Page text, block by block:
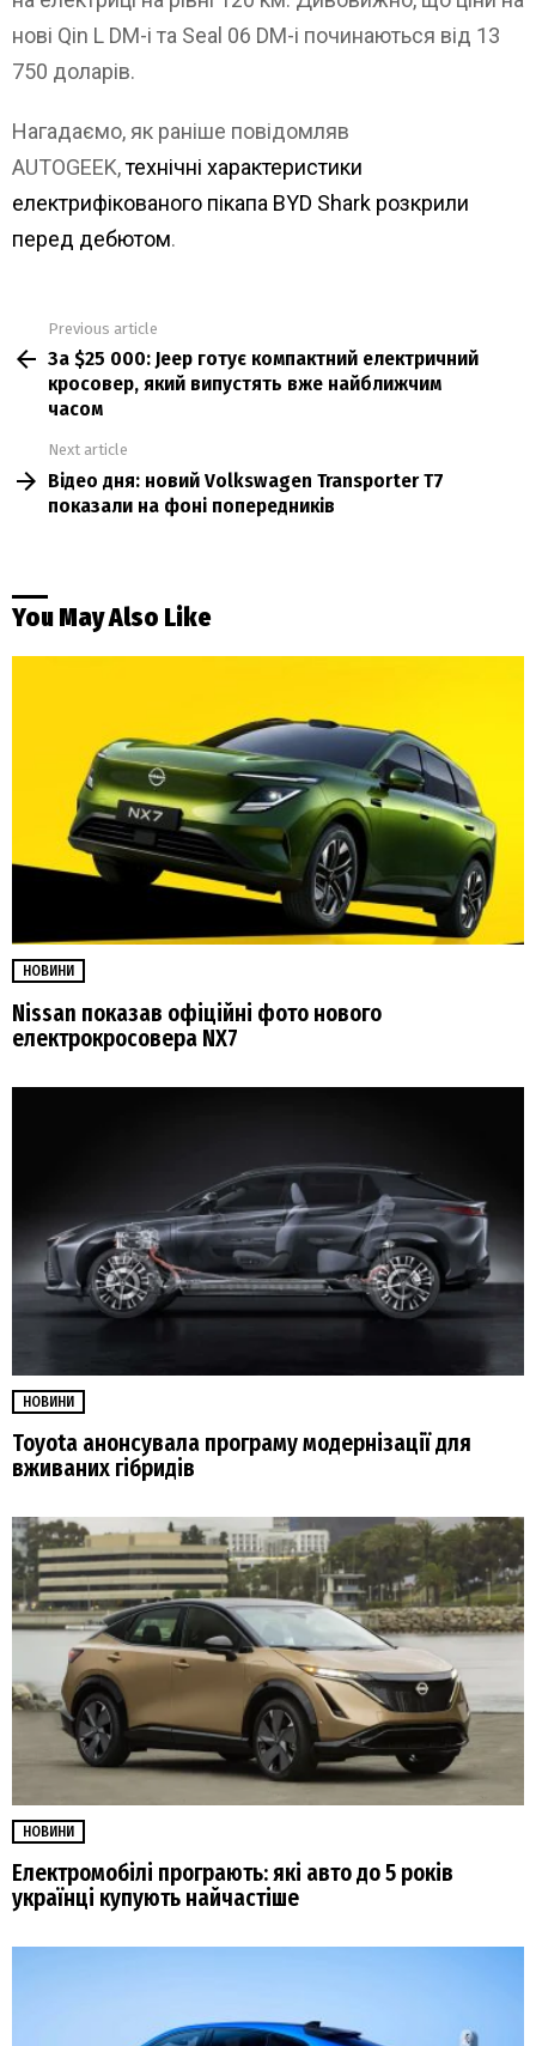
нові Qin L DM-i та Seal 06 DM-i починаються від 13
750 доларів.
Нагадаємо, як раніше повідомляв
AUTOGEEK,технічні характеристики
електрифікованого пікапа BYD Shark розкрили
перед дебютом.
more
Previous article
За $25 000: Jeep готує компактний електричний
кросовер, який випустять вже найближчим
часом
Next article
Відео дня: новий Volkswagen Transporter T7
показали на фоні попередників
You May Also Like
НОВИНИ
Nissan показав офіційні фото нового
електрокросовера NX7
НОВИНИ
Toyota анонсувала програму модернізації для
вживаних гібридів
НОВИНИ
Електромобілі програють: які авто до 5 років
українці купують найчастіше